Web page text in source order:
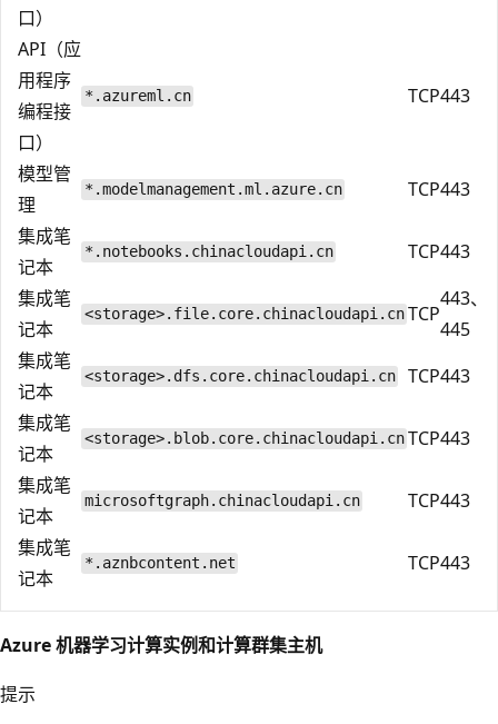
口）
API（应
用程序
编程接
口）
*.azureml.cn TCP443
模型管
理
*.modelmanagement.ml.azure.cn TCP443
集成笔
记本
*.notebooks.chinacloudapi.cn TCP443
集成笔
记本
<storage>.file.core.chinacloudapi.cn TCP
443、
445
集成笔
记本
<storage>.dfs.core.chinacloudapi.cn TCP443
集成笔
记本
<storage>.blob.core.chinacloudapi.cn TCP443
集成笔
记本
microsoftgraph.chinacloudapi.cn TCP443
集成笔
记本
*.aznbcontent.net TCP443
Azure 机器学习计算实例和计算群集主机
提示